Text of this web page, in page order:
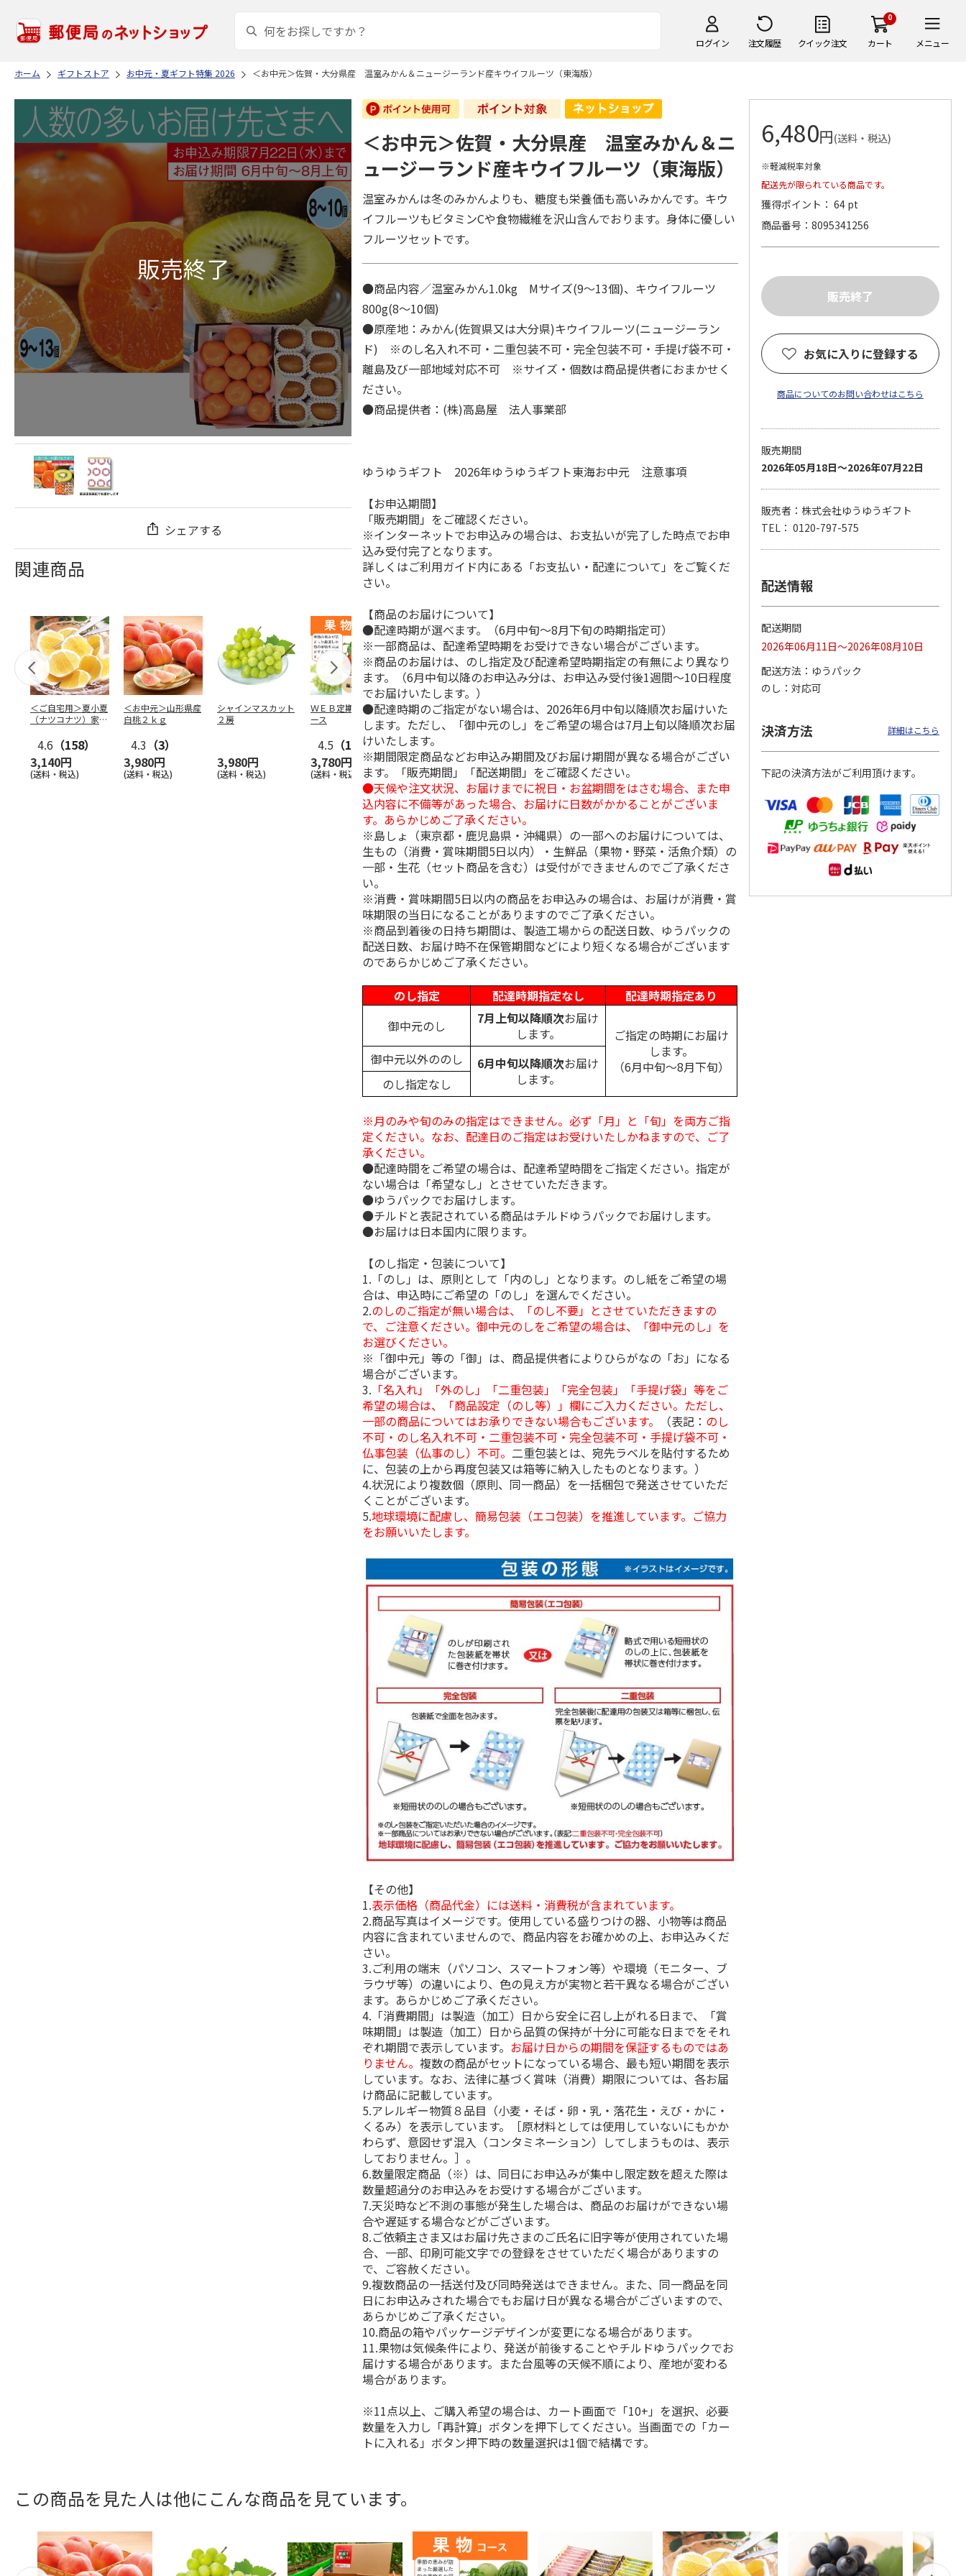
ログイン 注文履歴 クイック注文
0
カート メニュー
ホーム ギフトストア お中元・夏ギフト特集 2026 ＜お中元＞佐賀・大分県産 温室みかん＆ニュージーランド産キウイフルーツ（東海版）
シェアする
関連商品
＜ご自宅用＞夏小夏
（ナツコナツ）家庭
4.6 （158）
3,140円
(送料・税込)
＜お中元＞山形県産
白桃２ｋｇ
4.3 （3）
3,980円
(送料・税込)
シャインマスカット
２房
3,980円
(送料・税込)
ＷＥＢ定期便果物コ
ース
4.5 （102）
3,780円
(送料・税込)
ビッグマスクメロ
ン ２個入
4.7（10）
4,150円
(送料・税込)
夏小夏 家庭用 ３
ｋｇ
3,140円
(送料・税込)
訳あり黄桃
3,200円
(送料・税込)
シャインマスカッ
ト Ａ
3,980円
(送料・税込) (送料・税込)
＜お中元＞佐賀・大分県産 温室みかん＆ニ
ュージーランド産キウイフルーツ（東海版）
温室みかんは冬のみかんよりも、糖度も栄養価も高いみかんです。キウ
イフルーツもビタミンCや食物繊維を沢山含んでおります。身体に優しい
フルーツセットです。
●商品内容／温室みかん1.0kg Mサイズ(9～13個)、キウイフルーツ
800g(8～10個)
●原産地：みかん(佐賀県又は大分県)キウイフルーツ(ニュージーラン
ド) ※のし名入れ不可・二重包装不可・完全包装不可・手提げ袋不可・
離島及び一部地域対応不可 ※サイズ・個数は商品提供者におまかせく
ださい。
●商品提供者：(株)高島屋 法人事業部
ゆうゆうギフト 2026年ゆうゆうギフト東海お中元 注意事項
【お申込期間】
「販売期間」をご確認ください。
※インターネットでお申込みの場合は、お支払いが完了した時点でお申
込み受付完了となります。
詳しくはご利用ガイド内にある「お支払い・配達について」をご覧くだ
さい。
【商品のお届けについて】
●配達時期が選べます。（6月中旬～8月下旬の時期指定可）
※一部商品は、配達希望時期をお受けできない場合がございます。
※商品のお届けは、のし指定及び配達希望時期指定の有無により異なり
ます。（6月中旬以降のお申込み分は、お申込み受付後1週間～10日程度
でお届けいたします。）
●配達時期のご指定がない場合は、2026年6月中旬以降順次お届けいた
します。ただし、「御中元のし」をご希望の場合は7月上旬以降順次お届
けいたします。
※期間限定商品などお申込み期間及びお届け期間が異なる場合がござい
ます。「販売期間」「配送期間」をご確認ください。
●天候や注文状況、お届けまでに祝日・お盆期間をはさむ場合、また申
込内容に不備等があった場合、お届けに日数がかかることがございま
す。あらかじめご了承ください。
※島しょ（東京都・鹿児島県・沖縄県）の一部へのお届けについては、
生もの（消費・賞味期間5日以内）・生鮮品（果物・野菜・活魚介類）の
一部・生花（セット商品を含む）は受付ができませんのでご了承くださ
い。
※消費・賞味期間5日以内の商品をお申込みの場合は、お届けが消費・賞
味期限の当日になることがありますのでご了承ください。
※商品到着後の日持ち期間は、製造工場からの配送日数、ゆうパックの
配送日数、お届け時不在保管期間などにより短くなる場合がございます
のであらかじめご了承ください。
のし指定
配達時期指定なし
配達時期指定あり
御中元のし
7月上旬以降順次お届け
します。
ご指定の時期にお届け
します。
（6月中旬～8月下旬）
御中元以外ののし 6月中旬以降順次お届け
します。
のし指定なし
※月のみや旬のみの指定はできません。必ず「月」と「旬」を両方ご指
定ください。なお、配達日のご指定はお受けいたしかねますので、ご了
承ください。
●配達時間をご希望の場合は、配達希望時間をご指定ください。指定が
ない場合は「希望なし」とさせていただきます。
●ゆうパックでお届けします。
●チルドと表記されている商品はチルドゆうパックでお届けします。
●お届けは日本国内に限ります。
【のし指定・包装について】
1.「のし」は、原則として「内のし」となります。のし紙をご希望の場
合は、申込時にご希望の「のし」を選んでください。
2.のしのご指定が無い場合は、「のし不要」とさせていただきますの
で、ご注意ください。御中元のしをご希望の場合は、「御中元のし」を
お選びください。
※「御中元」等の「御」は、商品提供者によりひらがなの「お」になる
場合がございます。
3. 「名入れ」「外のし」「二重包装」「完全包装」「手提げ袋」等をご
希望の場合は、「商品設定（のし等）」欄にご入力ください。ただし、
一部の商品についてはお承りできない場合もございます。
（表記： のし
不可・のし名入れ不可・二重包装不可・完全包装不可・手提げ袋不可・
仏事包装（仏事のし）不可。 二重包装とは、宛先ラベルを貼付するため
に、包装の上から再度包装又は箱等に納入したものとなります。）
4.状況により複数個（原則、同一商品）を一括梱包で発送させていただ
くことがございます。
5.地球環境に配慮し、簡易包装（エコ包装）を推進しています。ご協力
をお願いいたします。
【その他】
1.表示価格（商品代金）には送料・消費税が含まれています。
2.商品写真はイメージです。使用している盛りつけの器、小物等は商品
内容に含まれていませんので、商品内容をお確かめの上、お申込みくだ
さい。
3.ご利用の端末（パソコン、スマートフォン等）や環境（モニター、ブ
ラウザ等）の違いにより、色の見え方が実物と若干異なる場合がござい
ます。あらかじめご了承ください。
4.「消費期間」は製造（加工）日から安全に召し上がれる日まで、「賞
味期間」は製造（加工）日から品質の保持が十分に可能な日までをそれ
ぞれ期間で表示しています。 お届け日からの期間を保証するものではあ
りません。複数の商品がセットになっている場合、最も短い期間を表示
しています。なお、法律に基づく賞味（消費）期限については、各お届
け商品に記載しています。
5.アレルギー物質８品目（小麦・そば・卵・乳・落花生・えび・かに・
くるみ）を表示しています。［原材料としては使用していないにもかか
わらず、意図せず混入（コンタミネーション）してしまうものは、表示
しておりません。］。
6.数量限定商品（※）は、同日にお申込みが集中し限定数を超えた際は
数量超過分のお申込みをお受けする場合がございます。
7.天災時など不測の事態が発生した場合は、商品のお届けができない場
合や遅延する場合などがございます。
8.ご依頼主さま又はお届け先さまのご氏名に旧字等が使用されていた場
合、一部、印刷可能文字での登録をさせていただく場合がありますの
で、ご容赦ください。
9.複数商品の一括送付及び同時発送はできません。また、同一商品を同
日にお申込みされた場合でもお届け日が異なる場合がございますので、
あらかじめご了承ください。
10.商品の箱やパッケージデザインが変更になる場合があります。
11.果物は気候条件により、発送が前後することやチルドゆうパックでお
届けする場合があります。また台風等の天候不順により、産地が変わる
場合があります。
※11点以上、ご購入希望の場合は、カート画面で「10+」を選択、必要
数量を入力し「再計算」ボタンを押下してください。当画面での「カー
トに入れる」ボタン押下時の数量選択は1個で結構です。
6,480円(送料・税込)
※軽減税率対象
配送先が限られている商品です。
獲得ポイント： 64 pt
商品番号
8095341256
お気に入りに登録する
商品についてのお問い合わせはこちら
販売期間
2026年05月18日～2026年07月22日
販売者：株式会社ゆうゆうギフト
TEL： 0120-797-575
配送情報
配送期間
2026年06月11日～2026年08月10日
配送方法
ゆうパック
のし
対応可
決済方法 詳細はこちら
下記の決済方法がご利用頂けます。
この商品を見た人は他にこんな商品を見ています。